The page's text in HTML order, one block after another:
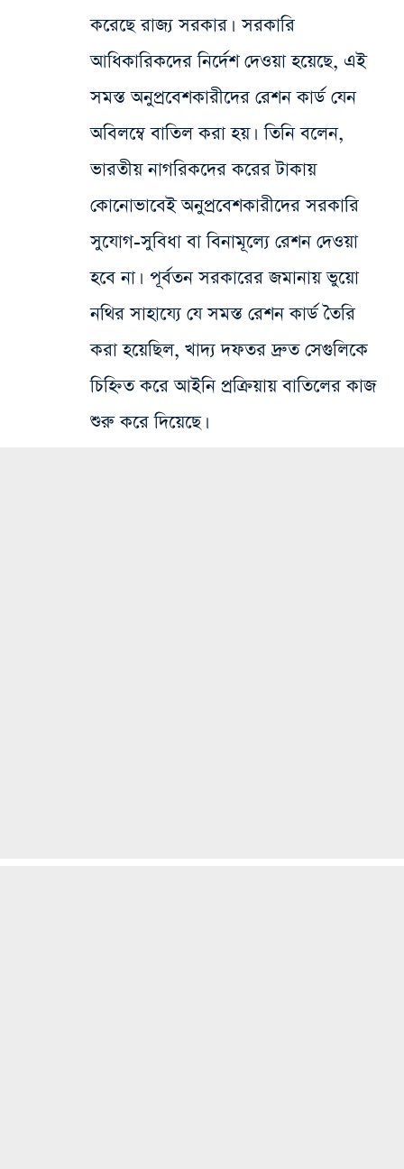
করেছে রাজ্য সরকার। সরকারি
আধিকারিকদের নির্দেশ দেওয়া হয়েছে, এই
সমস্ত অনুপ্রবেশকারীদের রেশন কার্ড যেন
অবিলম্বে বাতিল করা হয়। তিনি বলেন,
ভারতীয় নাগরিকদের করের টাকায়
কোনোভাবেই অনুপ্রবেশকারীদের সরকারি
সুযোগ-সুবিধা বা বিনামূল্যে রেশন দেওয়া
হবে না। পূর্বতন সরকারের জমানায় ভুয়ো
নথির সাহায্যে যে সমস্ত রেশন কার্ড তৈরি
করা হয়েছিল, খাদ্য দফতর দ্রুত সেগুলিকে
চিহ্নিত করে আইনি প্রক্রিয়ায় বাতিলের কাজ
শুরু করে দিয়েছে।